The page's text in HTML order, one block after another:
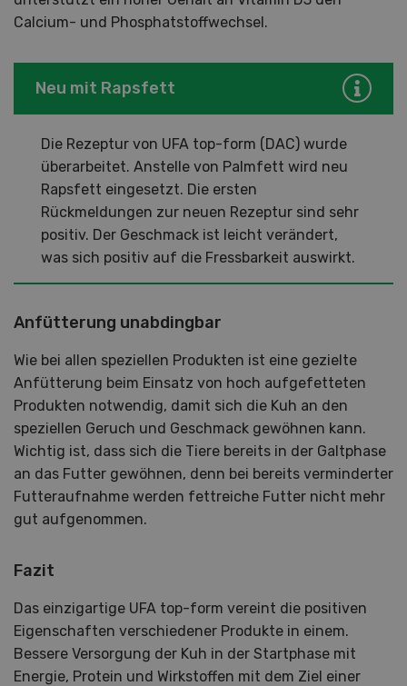
Calcium- und Phosphatstoffwechsel.
Neu mit Rapsfett
Die Rezeptur von UFA top-form (DAC) wurde
überarbeitet. Anstelle von Palmfett wird neu
Rapsfett eingesetzt. Die ersten
Rückmeldungen zur neuen Rezeptur sind sehr
positiv. Der Geschmack ist leicht verändert,
was sich positiv auf die Fressbarkeit auswirkt.
Anfütterung unabdingbar
Wie bei allen speziellen Produkten ist eine gezielte
Anfütterung beim Einsatz von hoch aufgefetteten
Produkten notwendig, damit sich die Kuh an den
speziellen Geruch und Geschmack gewöhnen kann.
Wichtig ist, dass sich die Tiere bereits in der Galtphase
an das Futter gewöhnen, denn bei bereits verminderter
Futteraufnahme werden fettreiche Futter nicht mehr
gut aufgenommen.
Fazit
Das einzigartige UFA top-form vereint die positiven
Eigenschaften verschiedener Produkte in einem.
Bessere Versorgung der Kuh in der Startphase mit
Energie, Protein und Wirkstoffen mit dem Ziel einer